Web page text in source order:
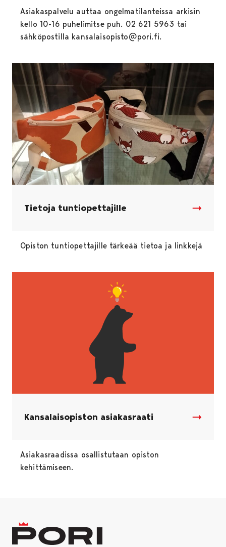
Asiakaspalvelu auttaa ongelmatilanteissa arkisin
kello 10-16 puhelimitse puh. 02 621 5963 tai
sähköpostilla kansalaisopisto@pori.fi.
Tietoja tuntiopettajille
Opiston tuntiopettajille tärkeää tietoa ja linkkejä
Kansalaisopiston asiakasraati
Asiakasraadissa osallistutaan opiston
kehittämiseen.